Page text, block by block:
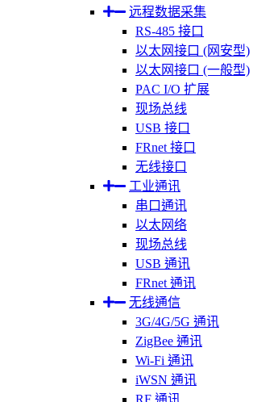
远程数据采集
RS-485 接口
以太网接口 (网安型)
以太网接口 (一般型)
PAC I/O 扩展
现场总线
USB 接口
FRnet 接口
无线接口
工业通讯
串口通讯
以太网络
现场总线
USB 通讯
FRnet 通讯
无线通信
3G/4G/5G 通讯
ZigBee 通讯
Wi-Fi 通讯
iWSN 通讯
RF 通讯